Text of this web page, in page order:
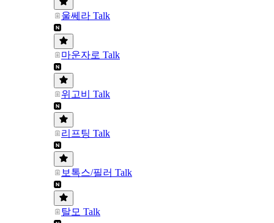
울쎄라 Talk
마운자로 Talk
위고비 Talk
리프팅 Talk
보톡스/필러 Talk
탈모 Talk